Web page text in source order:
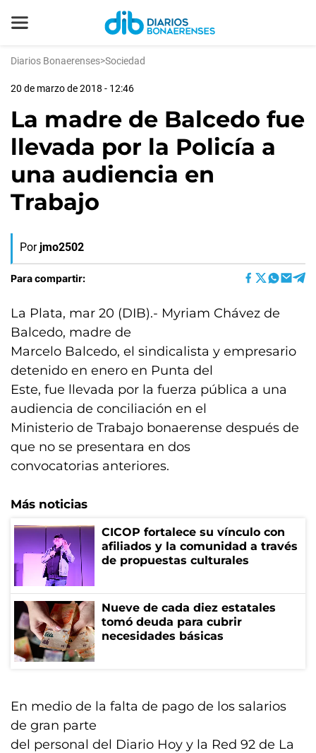
Diarios Bonaerenses>Sociedad
20 de marzo de 2018 - 12:46
La madre de Balcedo fue
llevada por la Policía a
una audiencia en
Trabajo
Por jmo2502
Para compartir:
La Plata, mar 20 (DIB).- Myriam Chávez de
Balcedo, madre de
Marcelo Balcedo, el sindicalista y empresario
detenido en enero en Punta del
Este, fue llevada por la fuerza pública a una
audiencia de conciliación en el
Ministerio de Trabajo bonaerense después de
que no se presentara en dos
convocatorias anteriores.
Más noticias
CICOP fortalece su vínculo con
afiliados y la comunidad a través
de propuestas culturales
Nueve de cada diez estatales
tomó deuda para cubrir
necesidades básicas
En medio de la falta de pago de los salarios
de gran parte
del personal del Diario Hoy y la Red 92 de La